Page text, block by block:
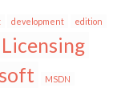
development edition
Licensing
MSDN